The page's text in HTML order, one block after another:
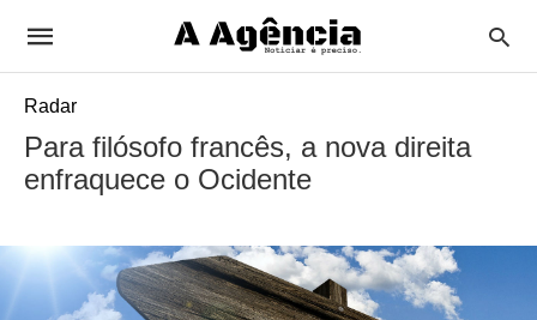
Radar
Para filósofo francês, a nova direita
enfraquece o Ocidente